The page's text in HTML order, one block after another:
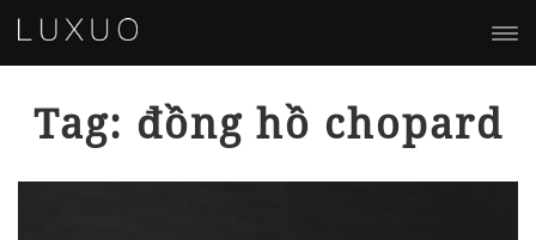
Tag: đồng hồ chopard